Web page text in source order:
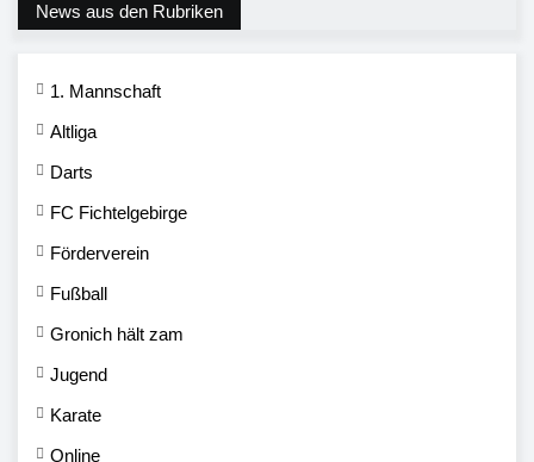
News aus den Rubriken
1. Mannschaft
Altliga
Darts
FC Fichtelgebirge
Förderverein
Fußball
Gronich hält zam
Jugend
Karate
Online